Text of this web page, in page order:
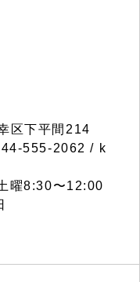
区下平間214
555-2062 / k
曜8:30〜12:00